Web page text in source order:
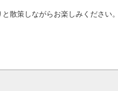
散策しながらお楽しみください。